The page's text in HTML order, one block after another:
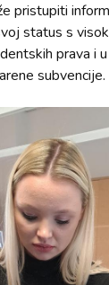
pristupiti
status s
prava i
subvencije.